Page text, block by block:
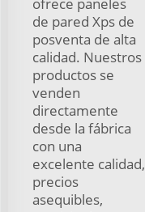
de pared Xps de
posventa de alta
calidad. Nuestros
productos se
venden
directamente
desde la fábrica
con una
excelente calidad,
precios
asequibles,